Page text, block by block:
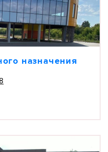
назначения